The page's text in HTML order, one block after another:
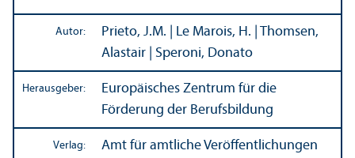
Autor:
Prieto, J.M. | Le Marois, H. | Thomsen,
Alastair | Speroni, Donato
Herausgeber:
Europäisches Zentrum für die
Förderung der Berufsbildung
Verlag:
Amt für amtliche Veröffentlichungen